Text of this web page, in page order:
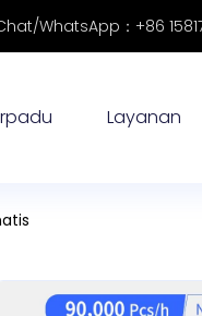
WhatsApp：+86
Layanan